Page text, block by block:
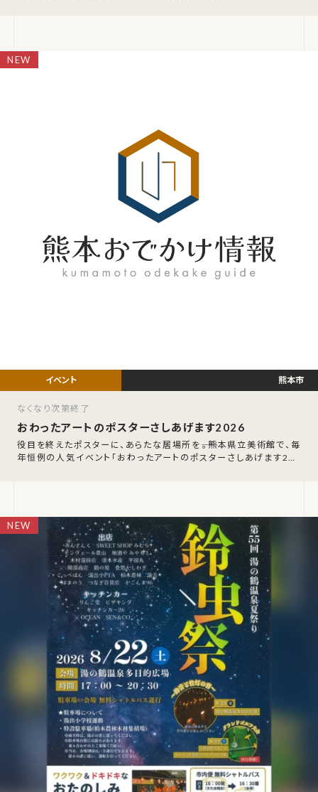
おわったアートのポスターさしあげます2026
役目を終えたポスターに、あらたな居場所を――。熊本県立美術館で、毎
年恒例の人気イベント「おわったアートのポスターさしあげます202
熊本市
なくなり次第終了